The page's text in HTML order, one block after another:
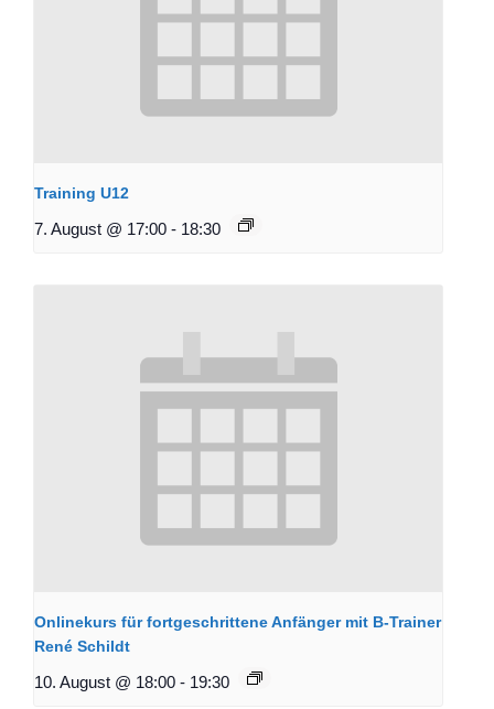
Training U12
7. August @ 17:00 - 18:30
Onlinekurs für fortgeschrittene Anfänger mit B-Trainer
René Schildt
10. August @ 18:00 - 19:30